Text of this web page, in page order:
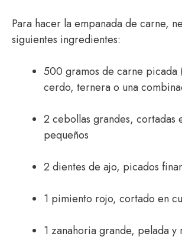
Para hacer la empanada de carne,
siguientes ingredientes:
500 gramos de carne picada
cerdo, ternera o una
2 cebollas grandes, cortadas
pequeños
2 dientes de ajo, picados
1 pimiento rojo, cortado en
1 zanahoria grande, pelada y